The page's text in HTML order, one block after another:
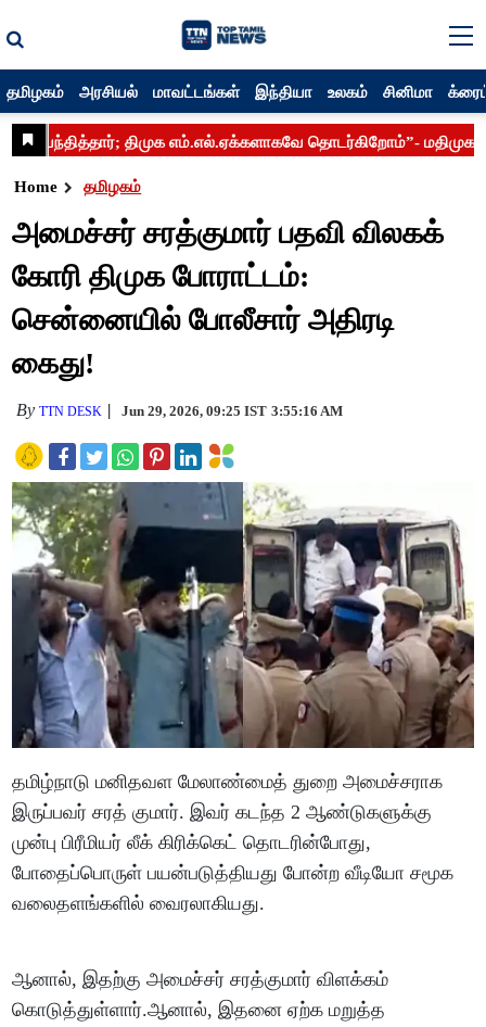
தமிழகம் அரசியல் மாவட்டங்கள் இந்தியா உலகம் சினிமா
Home தமிழகம்
அமைச்சர் சரத்குமார் பதவி விலகக்
கோரி திமுக போராட்டம்:
சென்னையில் போலீசார் அதிரடி
கைது!
ByTTN DESK Jun 29, 2026, 09:25 IST 3:55:16 AM
தமிழ்நாடு மனிதவள மேலாண்மைத் துறை அமைச்சராக
இருப்பவர் சரத் குமார். இவர் கடந்த 2 ஆண்டுகளுக்கு
முன்பு பிரீமியர் லீக் கிரிக்கெட் தொடரின்போது,
போதைப்பொருள் பயன்படுத்தியது போன்ற வீடியோ சமூக
வலைதளங்களில் வைரலாகியது.
ஆனால், இதற்கு அமைச்சர் சரத்குமார் விளக்கம்
கொடுத்துள்ளார்.ஆனால், இதனை ஏற்க மறுத்த